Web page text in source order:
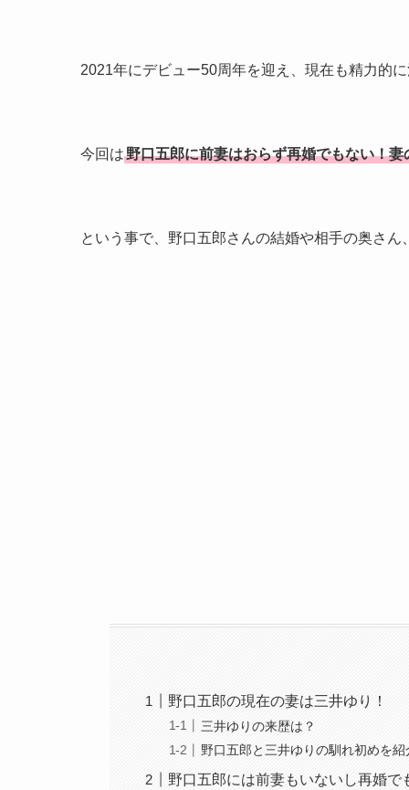
2021年にデビュー50周年を迎え、現在も精力的
今回は野口五郎に前妻はおらず再婚でもない！
という事で、野口五郎さんの結婚や相手の奥さ
野口五郎の現在の妻は三井ゆり！
三井ゆりの来歴は？
野口五郎と三井ゆりの馴れ初めを紹
野口五郎には前妻もいないし再婚で